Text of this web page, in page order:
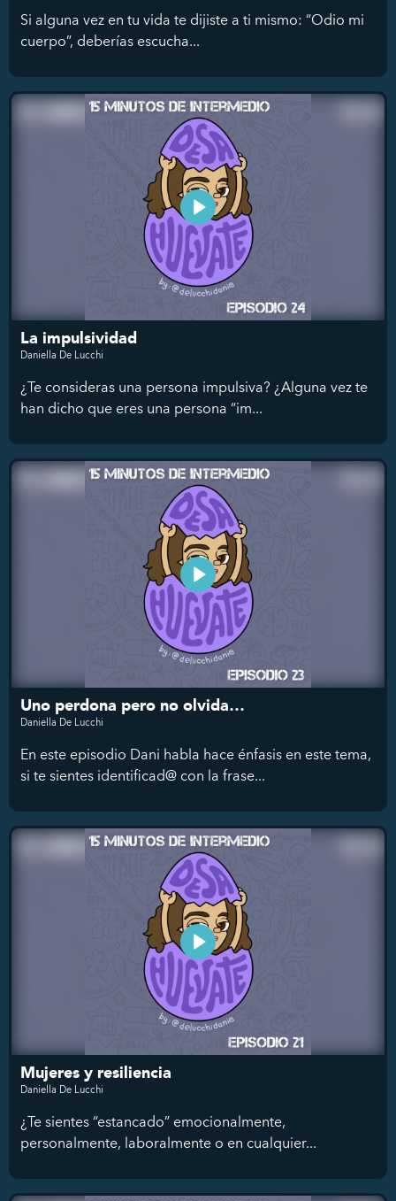
Si alguna vez en tu vida te dijiste a ti mismo: “Odio mi
cuerpo”, deberías escucha...
La impulsividad
Daniella De Lucchi
¿Te consideras una persona impulsiva? ¿Alguna vez te
han dicho que eres una persona “im...
Uno perdona pero no olvida…
Daniella De Lucchi
En este episodio Dani habla hace énfasis en este tema,
si te sientes identificad@ con la frase...
Mujeres y resiliencia
Daniella De Lucchi
¿Te sientes “estancado” emocionalmente,
personalmente, laboralmente o en cualquier...